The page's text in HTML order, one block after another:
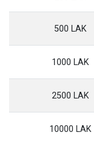
500 LAK
1000 LAK
2500 LAK
10000 LAK